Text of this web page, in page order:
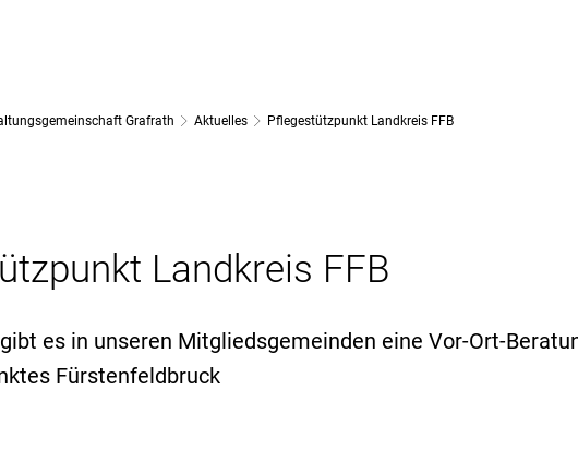
GRAFRATH GEMEINDE GRAFRATH GEMEINDE KOTTGEISERING
Grafrath Aktuelles Pflegestützpunkt Landkreis FFB
Landkreis FFB
es in unseren Mitgliedsgemeinden eine Vor-Ort-
Fürstenfeldbruck